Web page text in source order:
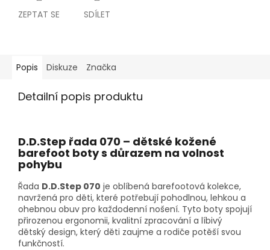
ZEPTAT SE SDÍLET
Popis Diskuze Značka
Detailní popis produktu
D.D.Step řada 070 – dětské kožené
barefoot boty s důrazem na volnost
pohybu
Řada D.D.Step 070 je oblíbená barefootová kolekce,
navržená pro děti, které potřebují pohodlnou, lehkou a
ohebnou obuv pro každodenní nošení. Tyto boty spojují
přirozenou ergonomii, kvalitní zpracování a líbivý
dětský design, který děti zaujme a rodiče potěší svou
funkčností.